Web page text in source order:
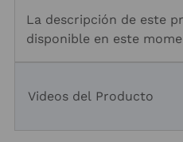
La descripción de este
disponible en este
Videos del Producto